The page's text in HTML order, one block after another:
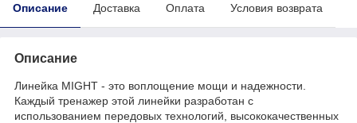
Описание Доставка Оплата Условия возврата
Описание
Линейка MIGHT - это воплощение мощи и надежности.
Каждый тренажер этой линейки разработан с
использованием передовых технологий, высококачественных